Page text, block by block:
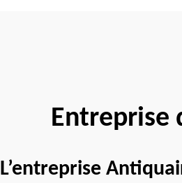
Entreprise
L’entreprise